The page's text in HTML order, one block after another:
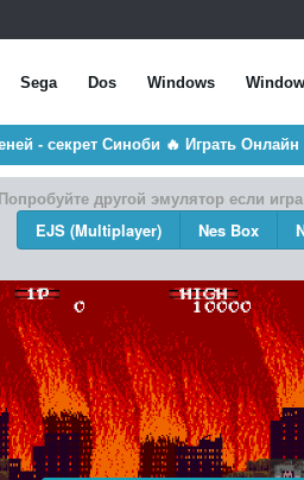
Sega Dos Windows
- секрет Синоби 🔥 Играть Онлайн
другой эмулятор если
EJS (Multiplayer) Nes Box